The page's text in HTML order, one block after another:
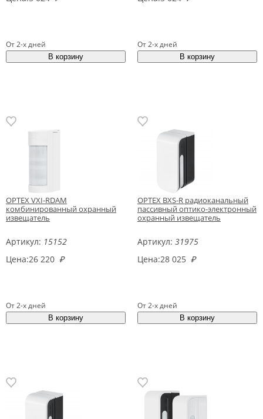
От 2-х дней От 2-х дней
OPTEX VXI-RDAM
комбинированный охранный
извещатель
Артикул: 15152
Цена:26 220 ₽
От 2-х дней
OPTEX BXS-R радиоканальный
пассивный оптико-электронный
охранный извещатель
Артикул: 31975
Цена:28 025 ₽
От 2-х дней